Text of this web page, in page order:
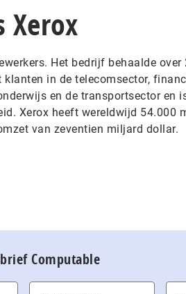
Xerox
Het bedrijf behaalde
in de telecomsector,
en de transportsector en
Xerox heeft wereldwijd 54.000
van zeventien miljard dollar.
Computable